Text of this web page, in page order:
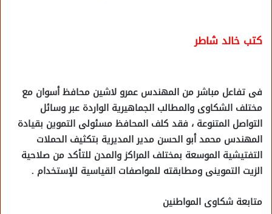
كتب خالد شاطر
فى تفاعل مباشر من المهندس عمرو لاشين محافظ أسوان مع
مختلف الشكاوى والمطالب الجماهيرية الواردة عبر وسائل
التواصل المتنوعة ، فقد كلف المحافظ مسئولى التموين بقيادة
المهندس محمد أبو الحسن مدير المديرية بتكثيف الحملات
التفتيشية الموسعة بمختلف المراكز والمدن للتأكد من صلاحية
الزيت التموينى ومطابقته للمواصفات القياسية للإستخدام .
متابعة شكاوى المواطنين